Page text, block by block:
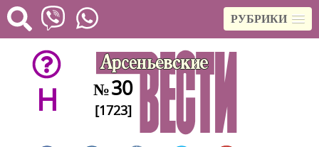
РУБРИКИ
H №30
[1723]